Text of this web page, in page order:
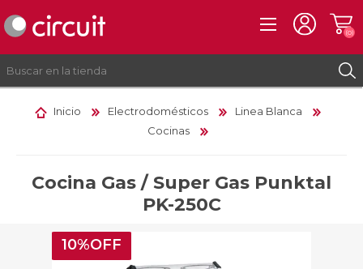
(0)
Inicio Electrodomésticos
Linea Blanca
Cocinas
Cocina Gas / Super Gas Punktal
PK-250C
10%OFF